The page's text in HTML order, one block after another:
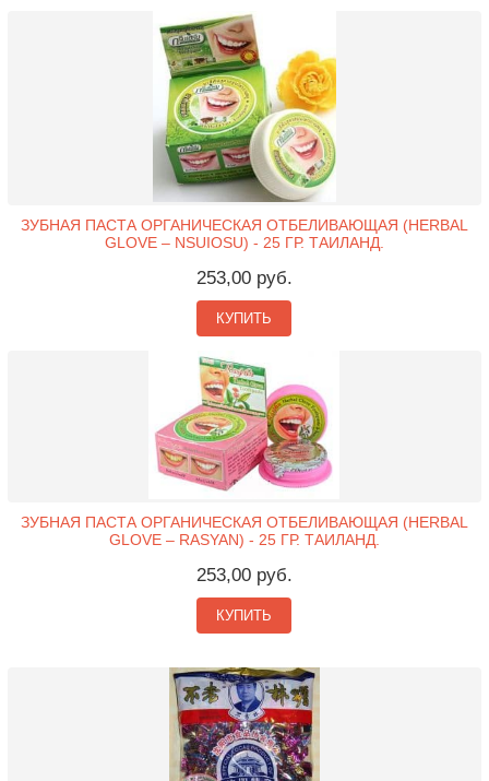
ЗУБНАЯ ПАСТА ОРГАНИЧЕСКАЯ ОТБЕЛИВАЮЩАЯ (HERBAL
GLOVE – NSUIOSU) - 25 ГР. ТАИЛАНД.
253,00 руб.
КУПИТЬ
ЗУБНАЯ ПАСТА ОРГАНИЧЕСКАЯ ОТБЕЛИВАЮЩАЯ (HERBAL
GLOVE – RASYAN) - 25 ГР. ТАИЛАНД.
253,00 руб.
КУПИТЬ